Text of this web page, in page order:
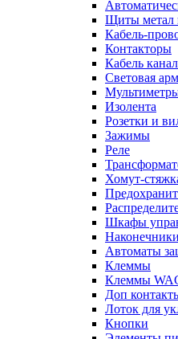
Щиты метал
Кабель-
Контакторы
Кабель
Световая
Изолента
Розетки и
Зажимы
Реле
Хомут-
Шкафы
Наконечники
Автоматы
Клеммы
Клеммы
Доп
Лоток для
Кнопки